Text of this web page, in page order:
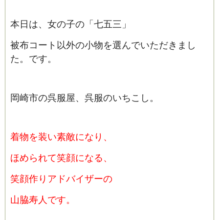
本日は、女の子の「七五三」
被布コート以外の小物を選んでいただきまし
た。です。
岡崎市の呉服屋、呉服のいちこし。
着物を装い素敵になり、
ほめられて笑顔になる、
笑顔作りアドバイザーの
山脇寿人です。